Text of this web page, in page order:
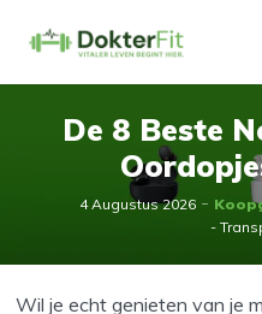
De 8 Beste
4 Augustus 2026
-
Wil je echt genieten van je